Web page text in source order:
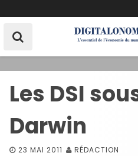
k
Les DSI
Darwin
23 MAI 2011 RÉDACTION